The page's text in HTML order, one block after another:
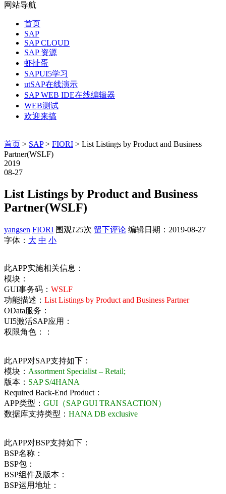
网站导航
首页
SAP
SAP CLOUD
SAP 资源
虾扯蛋
SAPUI5学习
utSAP在线演示
SAP WEB IDE在线编辑器
WEB测试
欢迎来搞
首页 > SAP> FIORI > List Listings by Product and Business
Partner(WSLF)
2019
08-27
List Listings by Product and Business
Partner(WSLF)
yangsen FIORI 围观125次 留下评论 编辑日期： 2019-08-27
字体： 大 中 小
此APP实施相关信息：
模块：
GUI事务码： WSLF
功能描述： List Listings by Product and Business Partner
OData服务：
UI5激活SAP应用：
权限角色：：
此APP对SAP支持如下：
模块： Assortment Specialist – Retail;
版本： SAP S/4HANA
Required Back-End Product：
APP类型： GUI（SAP GUI TRANSACTION）
数据库支持类型： HANA DB exclusive
此APP对BSP支持如下：
BSP名称：
BSP包：
BSP组件及版本：
BSP运用地址：